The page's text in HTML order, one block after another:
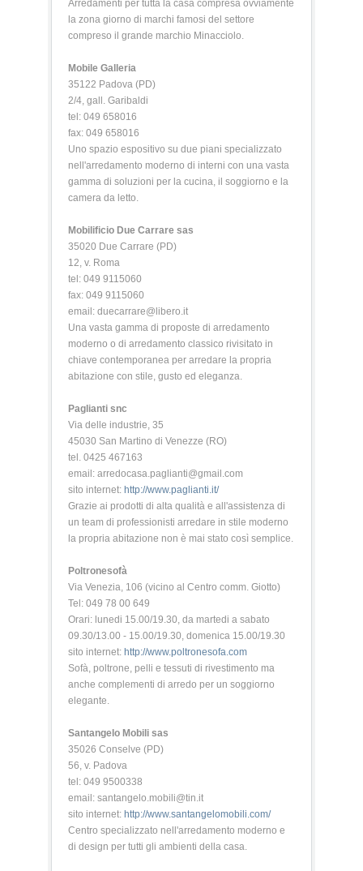
Arredamenti per tutta la casa compresa ovviamente
la zona giorno di marchi famosi del settore
compreso il grande marchio Minacciolo.
Mobile Galleria
35122 Padova (PD)
2/4, gall. Garibaldi
tel: 049 658016
fax: 049 658016
Uno spazio espositivo su due piani specializzato
nell'arredamento moderno di interni con una vasta
gamma di soluzioni per la cucina, il soggiorno e la
camera da letto.
Mobilificio Due Carrare sas
35020 Due Carrare (PD)
12, v. Roma
tel: 049 9115060
fax: 049 9115060
email: duecarrare@libero.it
Una vasta gamma di proposte di arredamento
moderno o di arredamento classico rivisitato in
chiave contemporanea per arredare la propria
abitazione con stile, gusto ed eleganza.
Paglianti snc
Via delle industrie, 35
45030 San Martino di Venezze (RO)
tel. 0425 467163
email: arredocasa.paglianti@gmail.com
sito internet: http://www.paglianti.it/
Grazie ai prodotti di alta qualità e all'assistenza di
un team di professionisti arredare in stile moderno
la propria abitazione non è mai stato così semplice.
Poltronesofà
Via Venezia, 106 (vicino al Centro comm. Giotto)
Tel: 049 78 00 649
Orari: lunedi 15.00/19.30, da martedi a sabato
09.30/13.00 - 15.00/19.30, domenica 15.00/19.30
sito internet: http://www.poltronesofa.com
Sofà, poltrone, pelli e tessuti di rivestimento ma
anche complementi di arredo per un soggiorno
elegante.
Santangelo Mobili sas
35026 Conselve (PD)
56, v. Padova
tel: 049 9500338
email: santangelo.mobili@tin.it
sito internet: http://www.santangelomobili.com/
Centro specializzato nell'arredamento moderno e
di design per tutti gli ambienti della casa.